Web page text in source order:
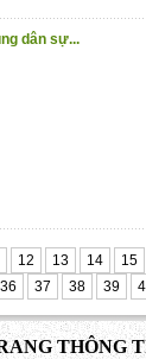
dân sự...
12 13 14
15
36 37 38 39
THÔNG